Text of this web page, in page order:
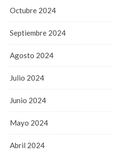
Octubre 2024
Septiembre 2024
Agosto 2024
Julio 2024
Junio 2024
Mayo 2024
Abril 2024